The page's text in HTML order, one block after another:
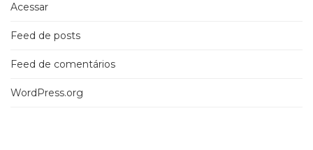
Acessar
Feed de posts
Feed de comentários
WordPress.org